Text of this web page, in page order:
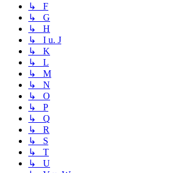
↳ F
↳ G
↳ H
↳ I u. J
↳ K
↳ L
↳ M
↳ N
↳ O
↳ P
↳ Q
↳ R
↳ S
↳ T
↳ U